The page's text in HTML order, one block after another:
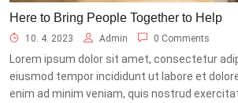
Here to Bring People Together to Help
10. 4. 2023 Admin 0 Comments
Lorem ipsum dolor sit amet, consectetur
eiusmod tempor incididunt ut labore et
enim ad minim veniam, quis nostrud